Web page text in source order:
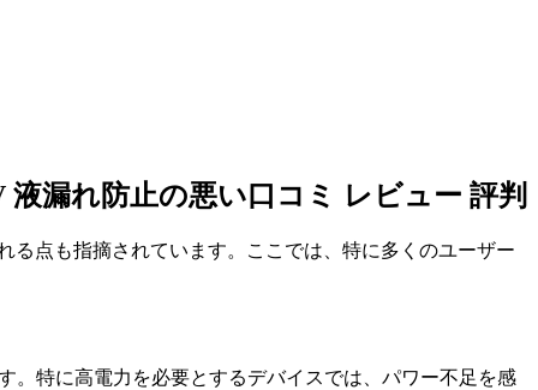
漏れ防止の悪い口コミ レビュー 評判
る点も指摘されています。ここでは、特に多くのユーザー
。特に高電力を必要とするデバイスでは、パワー不足を感